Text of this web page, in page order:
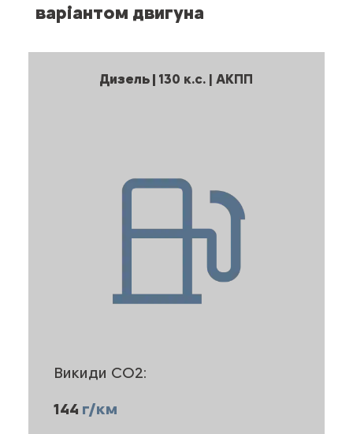
варіантом двигуна
Дизель | 130 к.с. | АКПП
Викиди CO2:
144 г/км